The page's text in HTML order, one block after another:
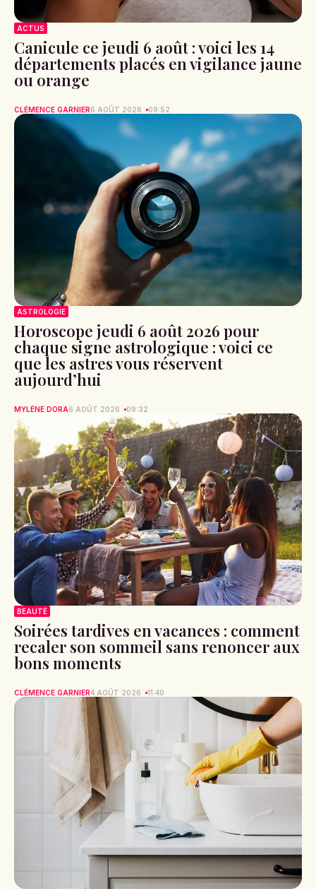
ACTUS
Canicule ce jeudi 6 août : voici les 14
départements placés en vigilance jaune
ou orange
CLÉMENCE GARNIER6 AOÛT 2026 09:52
ASTROLOGIE
Horoscope jeudi 6 août 2026 pour
chaque signe astrologique : voici ce
que les astres vous réservent
aujourd’hui
MYLÈNE DORA6 AOÛT 2026 09:32
BEAUTÉ
Soirées tardives en vacances : comment
recaler son sommeil sans renoncer aux
bons moments
CLÉMENCE GARNIER4 AOÛT 2026 11:40